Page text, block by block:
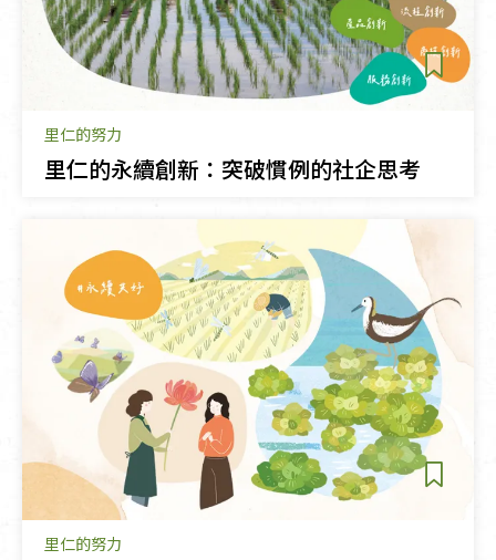
里仁的努力
里仁的永續創新：突破慣例的社企思考
里仁的努力